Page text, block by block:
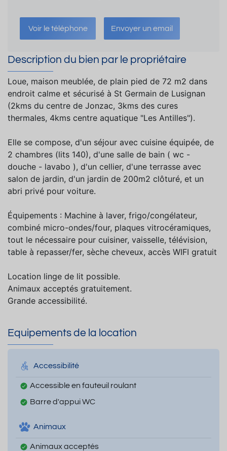
Voir le téléphone Envoyer un email
Description du bien par le propriétaire
Loue, maison meublée, de plain pied de 72 m2 dans
endroit calme et sécurisé à St Germain de Lusignan
(2kms du centre de Jonzac, 3kms des cures
thermales, 4kms centre aquatique "Les Antilles").
Elle se compose, d'un séjour avec cuisine équipée, de
2 chambres (lits 140), d'une salle de bain ( wc -
douche - lavabo ), d'un cellier, d'une terrasse avec
salon de jardin, d'un jardin de 200m2 clôturé, et un
abri privé pour voiture.
Équipements : Machine à laver, frigo/congélateur,
combiné micro-ondes/four, plaques vitrocéramiques,
tout le nécessaire pour cuisiner, vaisselle, télévision,
table à repasser/fer, sèche cheveux, accès WIFI gratuit
Location linge de lit possible.
Animaux acceptés gratuitement.
Grande accessibilité.
Equipements de la location
Accessibilité
Accessible en fauteuil roulant
Barre d'appui WC
Animaux
Animaux acceptés